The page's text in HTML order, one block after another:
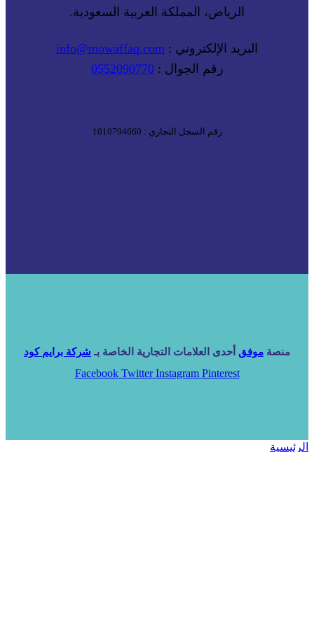
الرياض، المملكة العربية السعودية.
البريد الإلكتروني : info@mowaffaq.com
رقم الجوال :0552090770
رقم السجل التجاري : 1010794660
منصة موفق أحدى العلامات التجارية الخاصة بـ شركة برايم كود
Facebook Twitter Instagram Pinterest
الرئيسية